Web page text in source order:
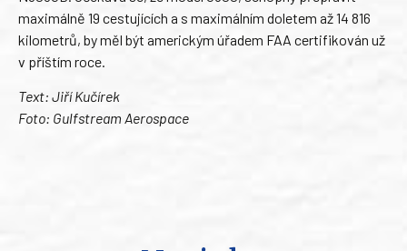
maximálně 19 cestujících a s maximálním doletem až 14 816
kilometrů, by měl být americkým úřadem FAA certifikován už
v příštím roce.
Text: Jiří Kučírek
Foto: Gulfstream Aerospace